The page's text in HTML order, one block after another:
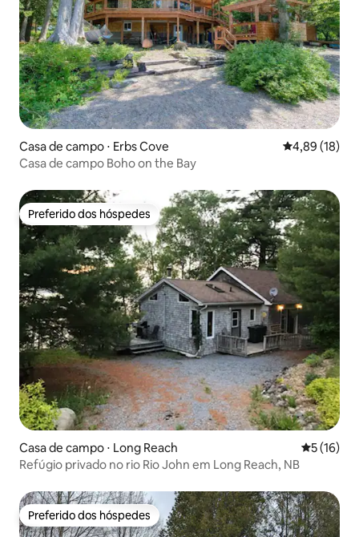
Casa de campo ⋅ Erbs Cove 4,89 de uma
4,89 (18)
Casa de campo Boho on the Bay
Preferido dos hóspedes
Preferido dos hóspedes
Casa de campo ⋅ Long Reach 5 de uma
5 (16)
Refúgio privado no rio Rio John em Long Reach, NB
Preferido dos hóspedes
Preferido dos hóspedes